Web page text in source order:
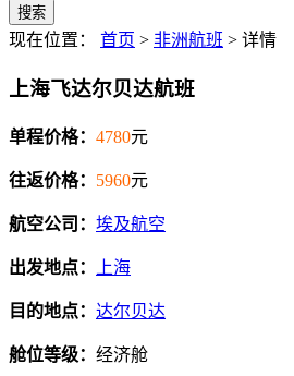
搜索
现在位置： 首页 > 非洲航班 > 详情
上海飞达尔贝达航班
单程价格： 4780元
往返价格： 5960元
航空公司： 埃及航空
出发地点： 上海
目的地点： 达尔贝达
舱位等级： 经济舱